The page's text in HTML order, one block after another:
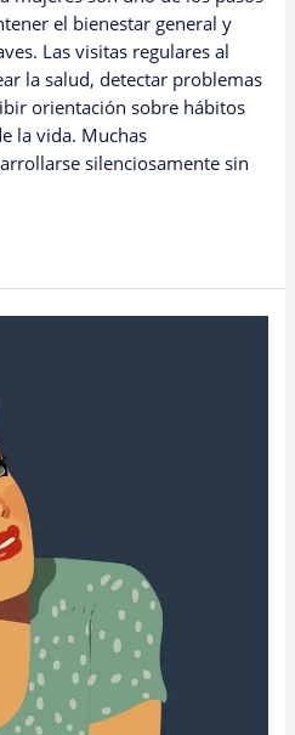
el bienestar general y
Las visitas regulares al
la salud, detectar problemas
orientación sobre hábitos
la vida. Muchas
silenciosamente sin